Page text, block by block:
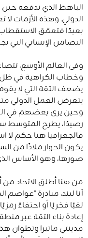
الباهظ الذي ندفعه حين
الدولي. وهذه الأزمات
بعيدًا فتعمّق
التضامن الإنساني التي
وفي العالم الأوسع،
وخطاب الكراهية في ظل
يضعف الثقة التي لا
يتعرض العمل الدولي
وحين يرى بعضهم في
رصيدًا، يطرح المتوسط
فالجغرافيا هنا حكم لا
يكون الحوار ملاذًا من
صورها، وهو الأساس
من هنا أطلق الاتحاد
آنا ليند، مبادرة
لقبًا فخريًا أو احتفاءً
إعادة بناء الثقة عبر